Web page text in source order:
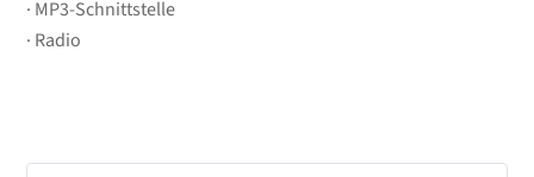
MP3-Schnittstelle
Radio